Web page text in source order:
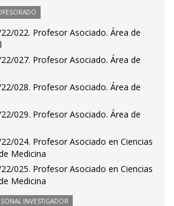
022. Profesor Asociado. Área de
027. Profesor Asociado. Área de
028. Profesor Asociado. Área de
029. Profesor Asociado. Área de
024. Profesor Asociado en Ciencias
Medicina
025. Profesor Asociado en Ciencias
Medicina
INVESTIGADOR